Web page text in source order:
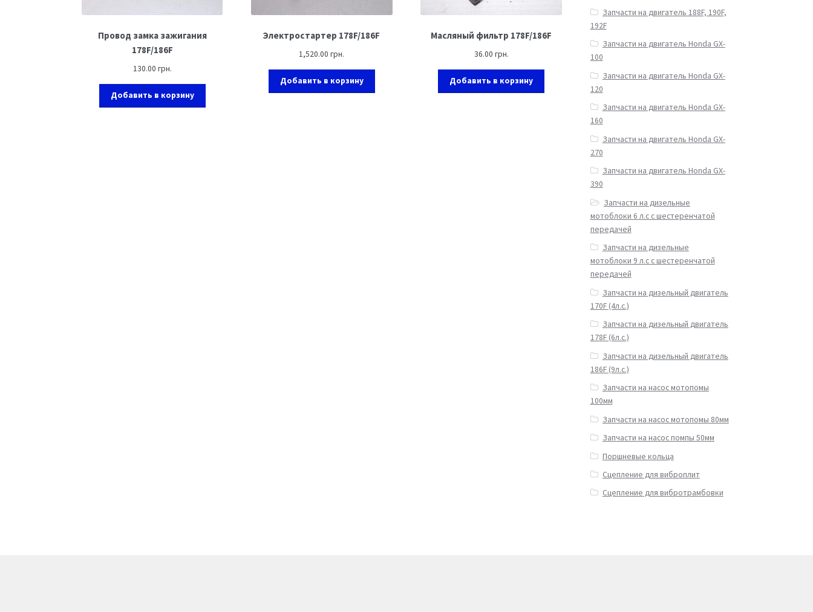
Провод замка зажигания
178F/186F
130.00 грн.
Добавить в корзину
Электростартер 178F/186F
1,520.00 грн.
Добавить в корзину
Масляный фильтр 178F/186F
36.00 грн.
Добавить в корзину
Запчасти на двигатель 188F, 190F,
192F
Запчасти на двигатель Honda GX-
100
Запчасти на двигатель Honda GX-
120
Запчасти на двигатель Honda GX-
160
Запчасти на двигатель Honda GX-
270
Запчасти на двигатель Honda GX-
390
Запчасти на дизельные
мотоблоки 6 л.с с шестеренчатой
передачей
Запчасти на дизельные
мотоблоки 9 л.с с шестеренчатой
передачей
Запчасти на дизельный двигатель
170F (4л.с.)
Запчасти на дизельный двигатель
178F (6л.с.)
Запчасти на дизельный двигатель
186F (9л.с.)
Запчасти на насос мотопомы
100мм
Запчасти на насос мотопомы 80мм
Запчасти на насос помпы 50мм
Поршневые кольца
Сцепление для виброплит
Сцепление для вибротрамбовки